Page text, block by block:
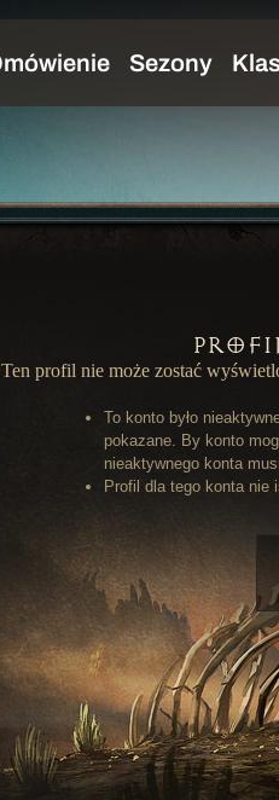
Ten profil nie może zostać
To konto było
pokazane. By konto
nieaktywnego konta
Profil dla tego konta nie